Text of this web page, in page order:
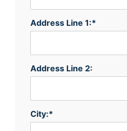
Address Line 1:*
Address Line 2:
City:*